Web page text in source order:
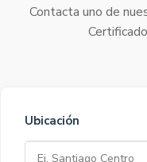
Contacta uno de
Ubicación